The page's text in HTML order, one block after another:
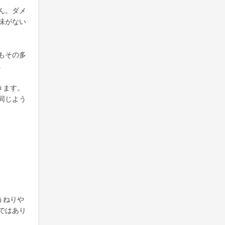
。ダメ
がない
その多
す。
じよう
ねりや
はあり